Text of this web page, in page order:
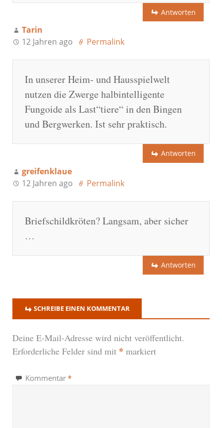
Antworten
Tarin
12 Jahren ago
Permalink
In unserer Heim- und Hausspielwelt
nutzen die Zwerge halbintelligente
Fungoide als Last“tiere“ in den Bingen
und Bergwerken. Ist sehr praktisch.
Antworten
greifenklaue
12 Jahren ago
Permalink
Briefschildkröten? Langsam, aber sicher
…
Antworten
SCHREIBE EINEN KOMMENTAR
Deine E-Mail-Adresse wird nicht veröffentlicht.
Erforderliche Felder sind mit * markiert
Kommentar *